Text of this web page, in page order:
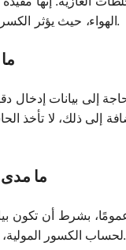
الهواء، حيث يؤثر الكسر المولي لكل غاز على الخصائص مثل الضغط والحجم.
إلى بيانات إدخال
ذلك، لا تأخذ
ما مدى
بشرط أن تكون
لحساب الكسور المولية، لكن الدقة تعتمد في النهاية على جودة بيانات الإدخال.